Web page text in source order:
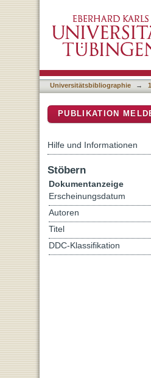
Universitätsbibliographie →
PUBLIKATION
Hilfe und Informationen
Stöbern
Dokumentanzeige
Erscheinungsdatum
Autoren
Titel
DDC-Klassifikation